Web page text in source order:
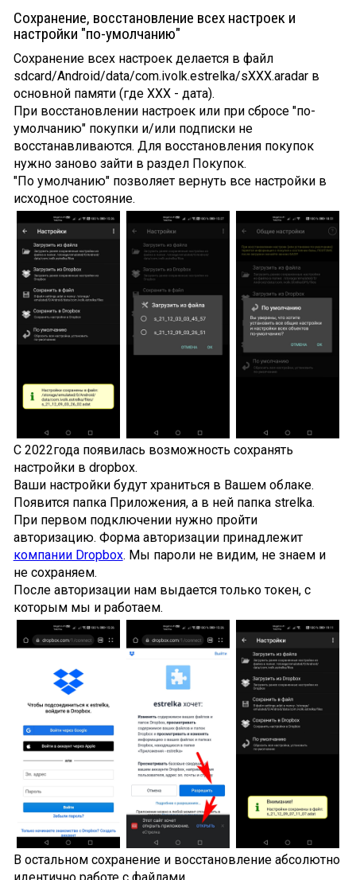
Сохранение, восстановление всех настроек и
настройки "по-умолчанию"
Сохранение всех настроек делается в файл
sdcard/Android/data/com.ivolk.estrelka/sXXX.aradar в
основной памяти (где XXX - дата).
При восстановлении настроек или при сбросе "по-
умолчанию" покупки и/или подписки не
восстанавливаются. Для восстановления покупок
нужно заново зайти в раздел Покупок.
"По умолчанию" позволяет вернуть все настройки в
исходное состояние.
С 2022года появилась возможность сохранять
настройки в dropbox.
Ваши настройки будут храниться в Вашем облаке.
Появится папка Приложения, а в ней папка strelka.
При первом подключении нужно пройти
авторизацию. Форма авторизации принадлежит
компании Dropbox. Мы пароли не видим, не знаем и
не сохраняем.
После авторизации нам выдается только токен, с
которым мы и работаем.
В остальном сохранение и восстановление абсолютно
идентично работе с файлами.